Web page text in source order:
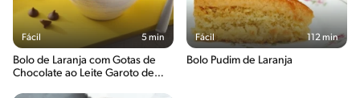
Fácil 5 min
Bolo de Laranja com Gotas de
Chocolate ao Leite Garoto de
Fácil 112 min
Bolo Pudim de Laranja